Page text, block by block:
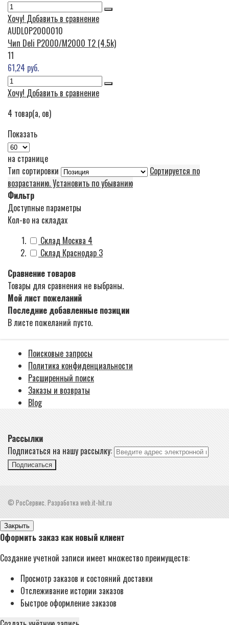
Хочу! Добавить в сравнение
AUDL0P2000010
Чип Deli P2000/M2000 T2 (4.5k)
11
61,24 руб.
Хочу! Добавить в сравнение
4 товар(а, ов)
Показать
на странице
Тип сортировки
Сортируется по
возрастанию. Установить по убыванию
Фильтр
Доступные параметры
Кол-во на складах
Склад Москва 4
Склад Краснодар 3
Сравнение товаров
Товары для сравнения не выбраны.
Мой лист пожеланий
Последние добавленные позиции
В листе пожеланий пусто.
Поисковые запросы
Политика конфиденциальности
Расширенный поиск
Заказы и возвраты
Blog
Рассылки
Подписаться на нашу рассылку:
Подписаться
© РосСервис. Разработка web.it-hit.ru
Закрыть
Оформить заказ как новый клиент
Создание учетной записи имеет множество преимуществ:
Просмотр заказов и состояний доставки
Отслеживание истории заказов
Быстрое оформление заказов